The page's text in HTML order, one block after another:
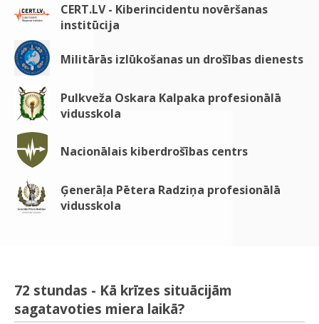
CERT.LV - Kiberincidentu novēršanas
institūcija
Militārās izlūkošanas un drošības dienests
Pulkveža Oskara Kalpaka profesionālā
vidusskola
Nacionālais kiberdrošības centrs
Ģenerāļa Pētera Radziņa profesionālā
vidusskola
72 stundas - Kā krīzes situācijām
sagatavoties miera laikā?